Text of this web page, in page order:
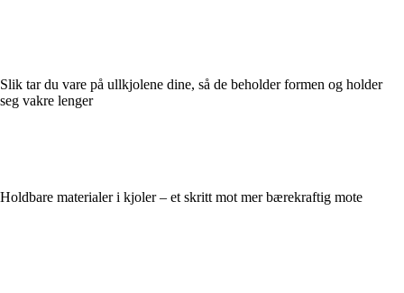
Slik tar du vare på ullkjolene dine, så de beholder formen og holder
seg vakre lenger
Holdbare materialer i kjoler – et skritt mot mer bærekraftig mote